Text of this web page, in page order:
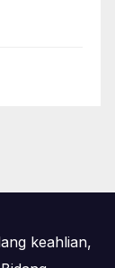
keahlian,